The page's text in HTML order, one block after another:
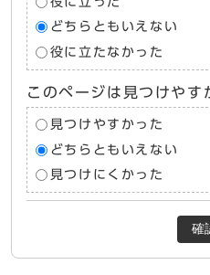
どちらともいえない
役に立たなかった
このページは見つけやす
見つけやすかった
どちらともいえない
見つけにくかった
確